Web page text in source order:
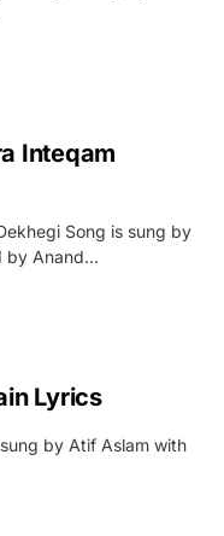
Inteqam
Song is sung by
by Anand…
Lyrics
by Atif Aslam with